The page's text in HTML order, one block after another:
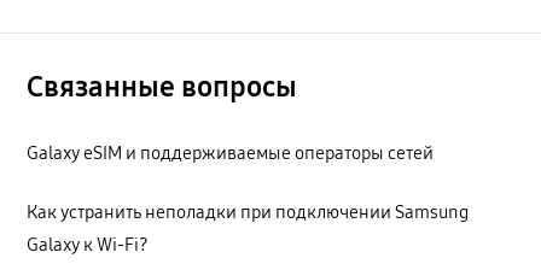
Связанные вопросы
Galaxy eSIM и поддерживаемые операторы сетей
Как устранить неполадки при подключении Samsung
Galaxy к Wi-Fi?